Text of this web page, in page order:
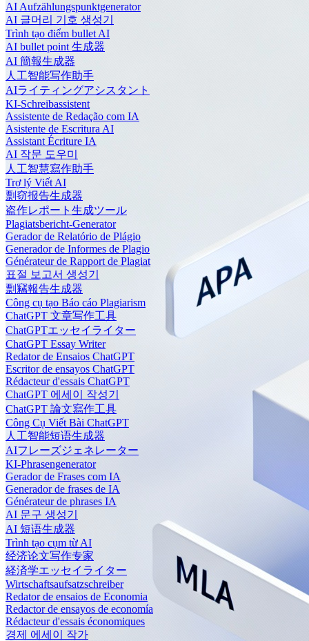
AI Aufzählungspunktgenerator
AI 글머리 기호 생성기
Trình tạo điểm bullet AI
AI bullet point 生成器
AI 簡報生成器
人工智能写作助手
AIライティングアシスタント
KI-Schreibassistent
Assistente de Redação com IA
Asistente de Escritura AI
Assistant Écriture IA
AI 작문 도우미
人工智慧寫作助手
Trợ lý Viết AI
剽窃报告生成器
盗作レポート生成ツール
Plagiatsbericht-Generator
Gerador de Relatório de Plágio
Generador de Informes de Plagio
Générateur de Rapport de Plagiat
표절 보고서 생성기
剽竊報告生成器
Công cụ tạo Báo cáo Plagiarism
ChatGPT 文章写作工具
ChatGPTエッセイライター
ChatGPT Essay Writer
Redator de Ensaios ChatGPT
Escritor de ensayos ChatGPT
Rédacteur d'essais ChatGPT
ChatGPT 에세이 작성기
ChatGPT 論文寫作工具
Công Cụ Viết Bài ChatGPT
人工智能短语生成器
AIフレーズジェネレーター
KI-Phrasengenerator
Gerador de Frases com IA
Generador de frases de IA
Générateur de phrases IA
AI 문구 생성기
AI 短语生成器
Trình tạo cụm từ AI
经济论文写作专家
経済学エッセイライター
Wirtschaftsaufsatzschreiber
Redator de ensaios de Economia
Redactor de ensayos de economía
Rédacteur d'essais économiques
경제 에세이 작가